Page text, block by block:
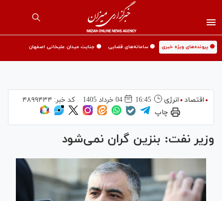
🟡 پرونده‌های ویژه خبری 🟡 سامانه‌های قضایی 🟡 جنایت میدان علیخانی اصفهان
اقتصاد انرژی 16:45 04 خرداد 1405 کد خبر: ۴۸۹۹۴۳۴
چاپ
وزیر نفت: بنزین گران نمی‌شود